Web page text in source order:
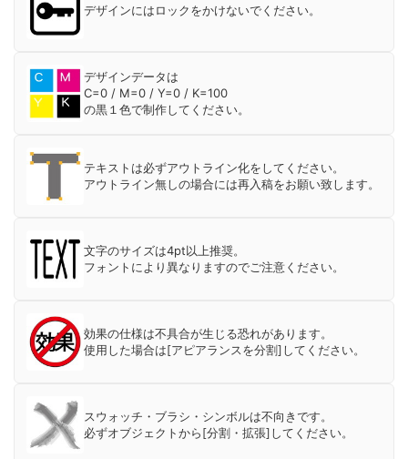
デザインにはロックをかけないでください。
デザインデータは
C=0 / M=0 / Y=0 / K=100
の黒１色で制作してください。
テキストは必ずアウトライン化をしてください。
アウトライン無しの場合には再入稿をお願い致します。
文字のサイズは4pt以上推奨。
フォントにより異なりますのでご注意ください。
効果の仕様は不具合が生じる恐れがあります。
使用した場合は[アピアランスを分割]してください。
スウォッチ・ブラシ・シンボルは不向きです。
必ずオブジェクトから[分割・拡張]してください。